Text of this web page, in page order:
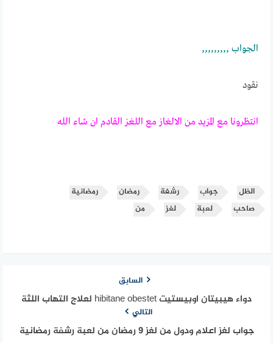
الجـــــواب ,,,,,,,,,
نقود
انتظرونا مع المزيد من الالغاز مع اللغز القادم ان شاء الله
الظل جواب رشفة رمضان
رمضانية
صاحب
لعبة لغز من
السابق
دواء هيبيتان اوبيستيت hibitane obestet لعلاج التهاب اللثة
التالي
جواب لغز اعلام ودول من لغز 9 رمضان من لعبة رشفة رمضانية